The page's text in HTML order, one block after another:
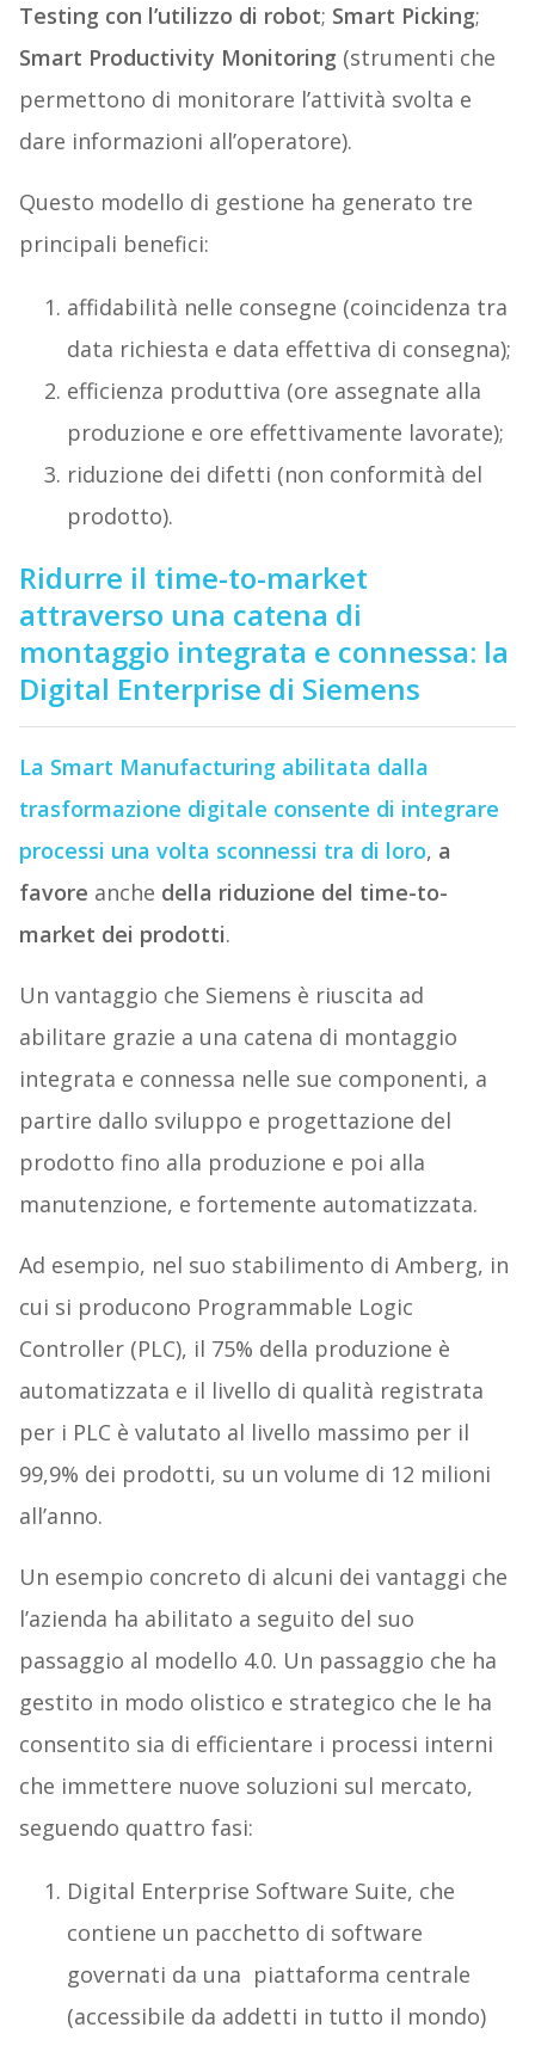
Testing con l’utilizzo di robot; Smart Picking;
Smart Productivity Monitoring (strumenti che
permettono di monitorare l’attività svolta e
dare informazioni all’operatore).
Questo modello di gestione ha generato tre
principali benefici:
affidabilità nelle consegne (coincidenza tra
data richiesta e data effettiva di consegna);
efficienza produttiva (ore assegnate alla
produzione e ore effettivamente lavorate);
riduzione dei difetti (non conformità del
prodotto).
Ridurre il time-to-market
attraverso una catena di
montaggio integrata e connessa: la
Digital Enterprise di Siemens
La Smart Manufacturing abilitata dalla
trasformazione digitale consente di integrare
processi una volta sconnessi tra di loro, a
favore anche della riduzione del time-to-
market dei prodotti.
Un vantaggio che Siemens è riuscita ad
abilitare grazie a una catena di montaggio
integrata e connessa nelle sue componenti, a
partire dallo sviluppo e progettazione del
prodotto fino alla produzione e poi alla
manutenzione, e fortemente automatizzata.
Ad esempio, nel suo stabilimento di Amberg, in
cui si producono Programmable Logic
Controller (PLC), il 75% della produzione è
automatizzata e il livello di qualità registrata
per i PLC è valutato al livello massimo per il
99,9% dei prodotti, su un volume di 12 milioni
all’anno.
Un esempio concreto di alcuni dei vantaggi che
l’azienda ha abilitato a seguito del suo
passaggio al modello 4.0. Un passaggio che ha
gestito in modo olistico e strategico che le ha
consentito sia di efficientare i processi interni
che immettere nuove soluzioni sul mercato,
seguendo quattro fasi:
Digital Enterprise Software Suite, che
contiene un pacchetto di software
governati da una piattaforma centrale
(accessibile da addetti in tutto il mondo)